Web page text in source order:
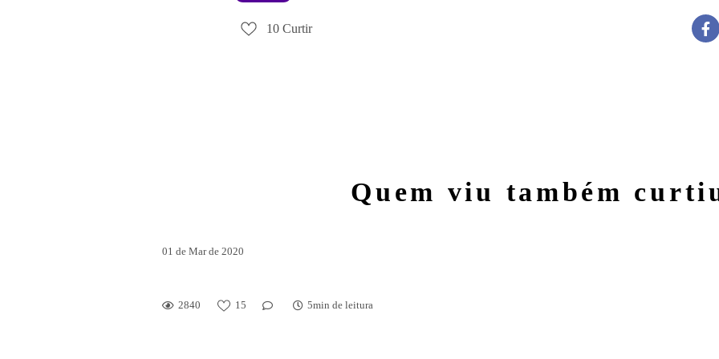
10 Curtir
Quem viu também
01 de Mar de 2020
2840 15 5min de leitura